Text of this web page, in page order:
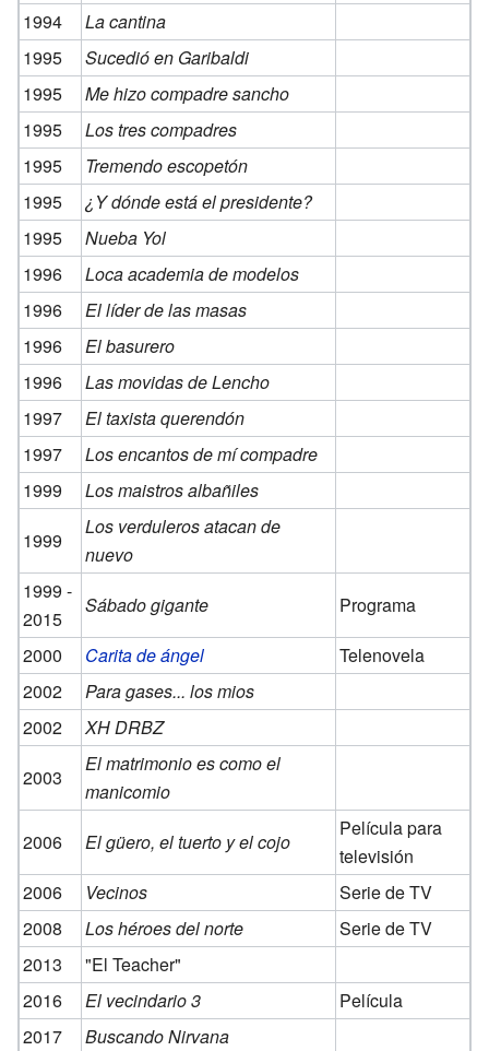
1994
La cantina
1995
Sucedió en Garibaldi
1995
Me hizo compadre sancho
1995
Los tres compadres
1995
Tremendo escopetón
1995
¿Y dónde está el presidente?
1995
Nueba Yol
1996
Loca academia de modelos
1996
El líder de las masas
1996
El basurero
1996
Las movidas de Lencho
1997
El taxista querendón
1997
Los encantos de mí compadre
1999
Los maistros albañiles
1999
Los verduleros atacan de
nuevo
1999 -
2015
Sábado gigante
Programa
2000
Carita de ángel
Telenovela
2002
Para gases... los mios
2002
XH DRBZ
2003
El matrimonio es como el
manicomio
2006
El güero, el tuerto y el cojo
Película para
televisión
2006
Vecinos
Serie de TV
2008
Los héroes del norte
Serie de TV
2013
"El Teacher"
2016
El vecindario 3
Película
2017
Buscando Nirvana